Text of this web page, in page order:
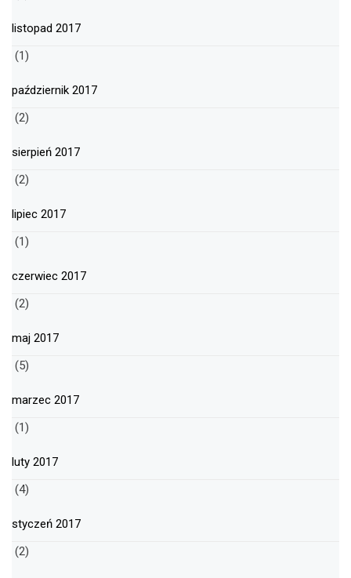
listopad 2017
(1)
październik 2017
(2)
sierpień 2017
(2)
lipiec 2017
(1)
czerwiec 2017
(2)
maj 2017
(5)
marzec 2017
(1)
luty 2017
(4)
styczeń 2017
(2)